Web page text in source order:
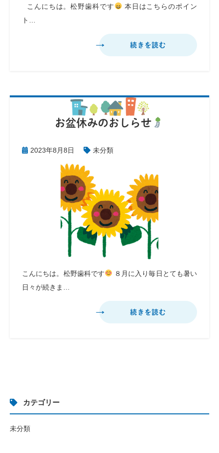
こんにちは。松野歯科です
本日はこちらのポイン
ト…
続きを読む
お盆休みのおしらせ
2023年8月8日 未分類
こんにちは。松野歯科です
８月に入り毎日とても暑い
日々が続きま…
続きを読む
カテゴリー
未分類